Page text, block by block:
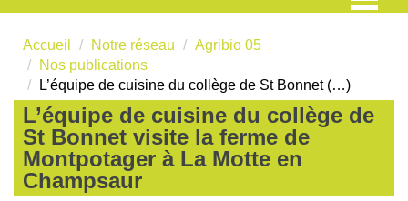
Accueil Notre réseau
Agribio 05
Nos publications
L’équipe de cuisine du collège de St Bonnet (…)
L’équipe de cuisine du collège de
St Bonnet visite la ferme de
Montpotager à La Motte en
Champsaur